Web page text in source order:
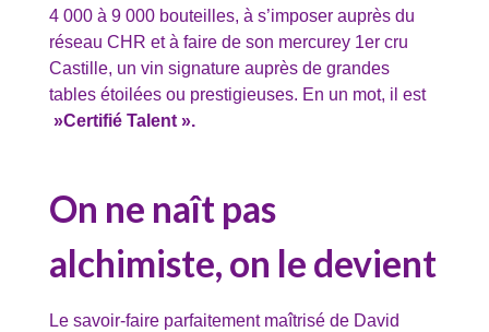
4 000 à 9 000 bouteilles, à s’imposer auprès du
réseau CHR et à faire de son mercurey 1er cru
Castille, un vin signature auprès de grandes
tables étoilées ou prestigieuses. En un mot, il est
»Certifié Talent ».
On ne naît pas
alchimiste, on le devient
Le savoir-faire parfaitement maîtrisé de David